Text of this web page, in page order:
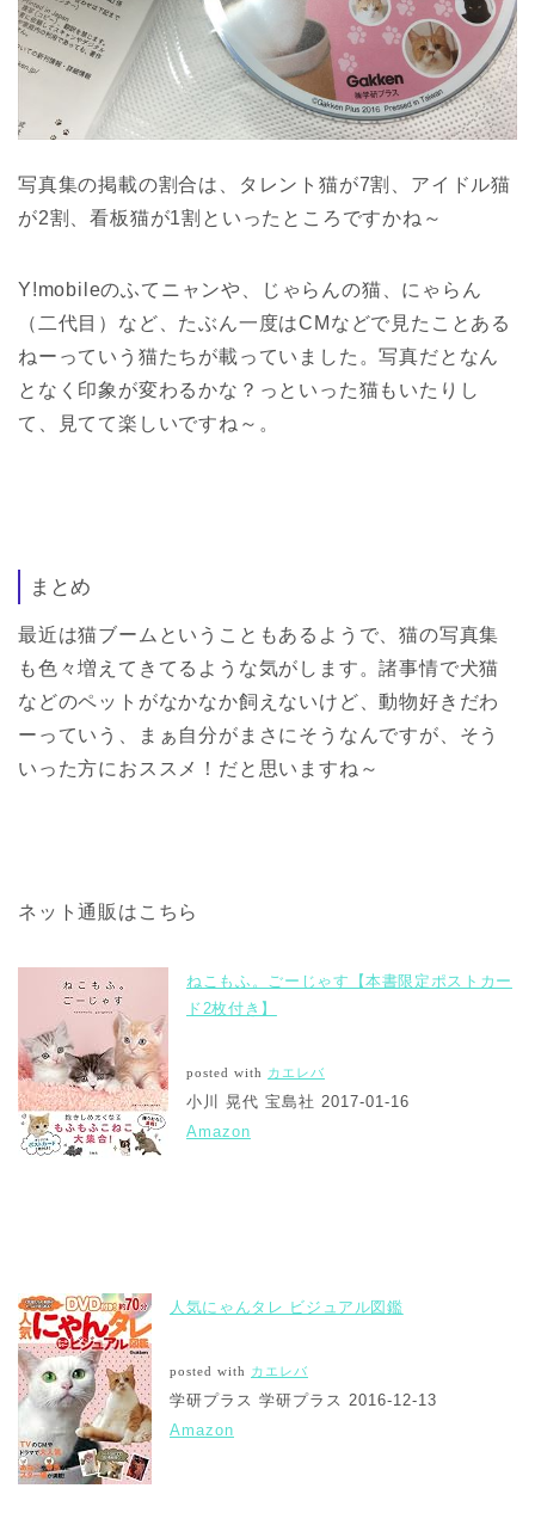
写真集の掲載の割合は、タレント猫が7割、アイドル猫
が2割、看板猫が1割といったところですかね～
Y!mobileのふてニャンや、じゃらんの猫、にゃらん
（二代目）など、たぶん一度はCMなどで見たことある
ねーっていう猫たちが載っていました。写真だとなん
となく印象が変わるかな？っといった猫もいたりし
て、見てて楽しいですね～。
まとめ
最近は猫ブームということもあるようで、猫の写真集
も色々増えてきてるような気がします。諸事情で犬猫
などのペットがなかなか飼えないけど、動物好きだわ
ーっていう、まぁ自分がまさにそうなんですが、そう
いった方におススメ！だと思いますね～
ネット通販はこちら
ねこもふ。ごーじゃす【本書限定ポストカー
ド2枚付き】
posted with カエレバ
小川 晃代 宝島社 2017-01-16
Amazon
人気にゃんタレ ビジュアル図鑑
posted with カエレバ
学研プラス 学研プラス 2016-12-13
Amazon